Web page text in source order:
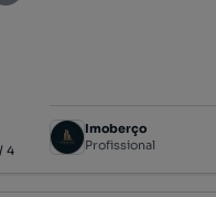
4
Imoberço
Profissional